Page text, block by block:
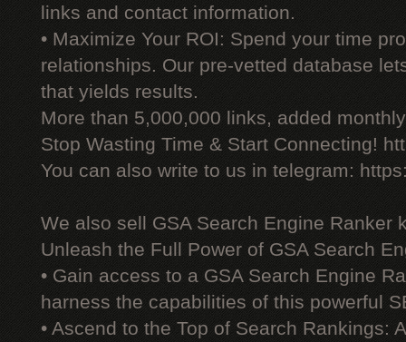
links and contact information.
• Maximize Your ROI: Spend your time
relationships. Our pre-vetted database
that yields results.
More than 5,000,000 links, added
Stop Wasting Time & Start Connecting!
You can also write to us in telegram:
We also sell GSA Search Engine Ranker
Unleash the Full Power of GSA Search
• Gain access to a GSA Search Engine
harness the capabilities of this powerful
• Ascend to the Top of Search Rankings: